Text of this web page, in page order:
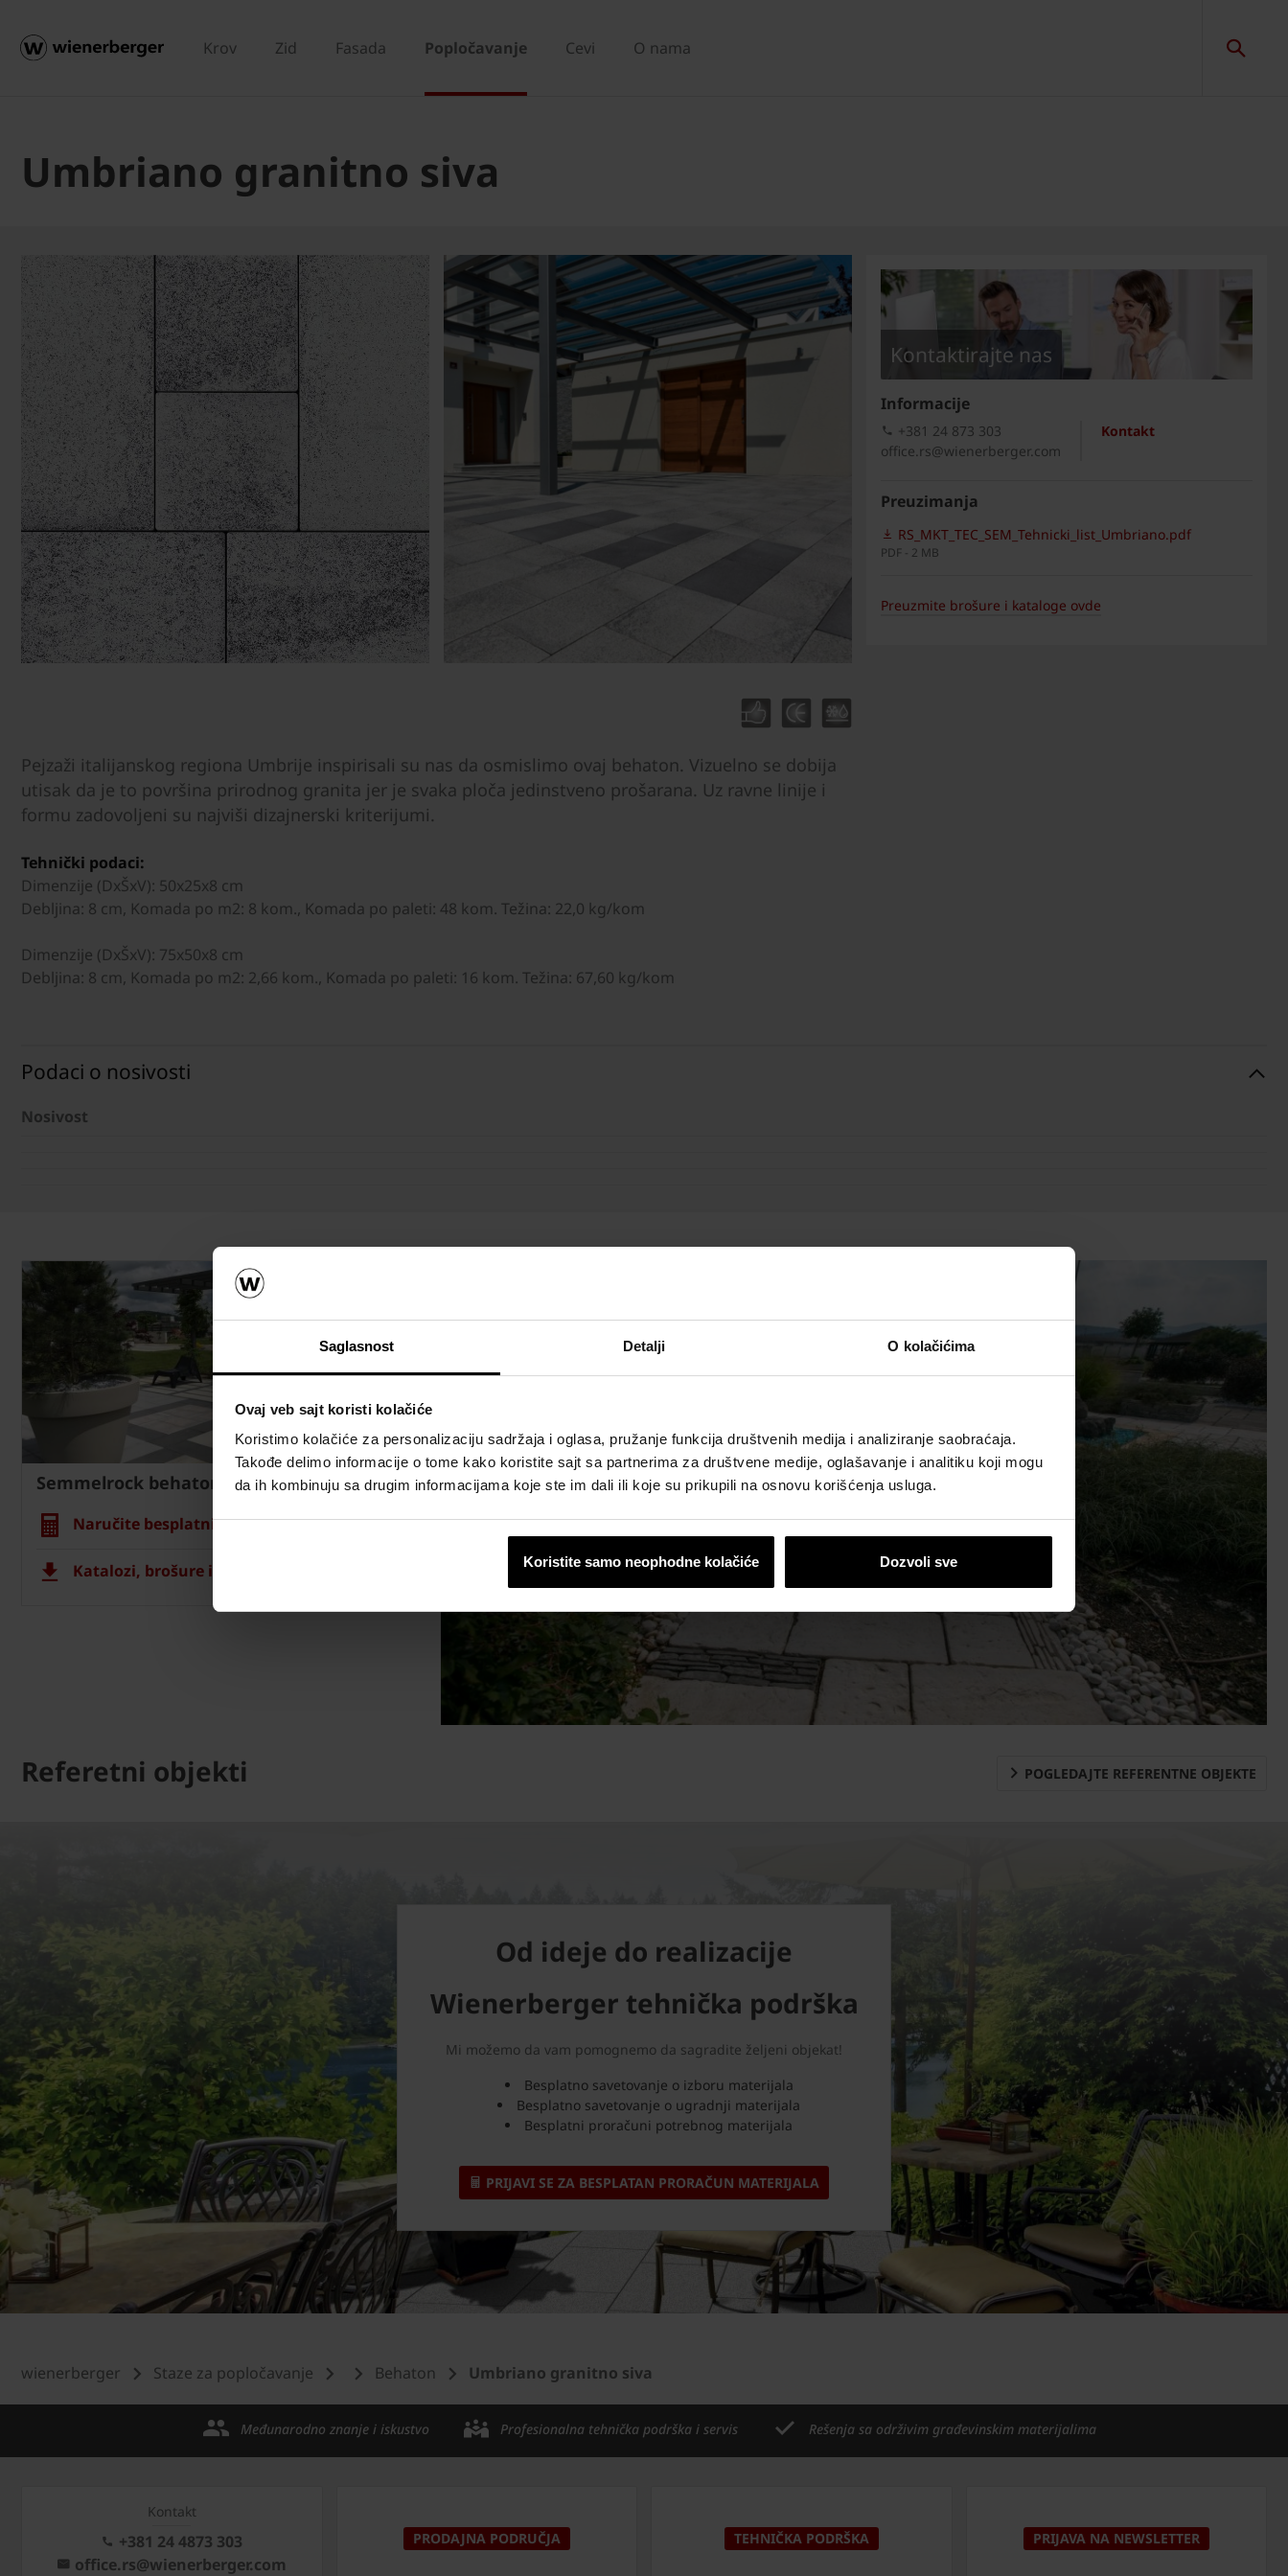
Saglasnost Detalji O kolačićima
Ovaj veb sajt koristi kolačiće
Koristimo kolačiće za personalizaciju sadržaja i oglasa, pružanje funkcija društvenih medija i analiziranje saobraćaja.
Takođe delimo informacije o tome kako koristite sajt sa partnerima za društvene medije, oglašavanje i analitiku koji mogu
da ih kombinuju sa drugim informacijama koje ste im dali ili koje su prikupili na osnovu korišćenja usluga.
Koristite samo neophodne kolačiće Dozvoli sve
Krov Zid Fasada Popločavanje Cevi O nama
Umbriano granitno siva
Pejzaži italijanskog regiona Umbrije inspirisali su nas da osmislimo ovaj behaton. Vizuelno se dobija
utisak da je to površina prirodnog granita jer je svaka ploča jedinstveno prošarana. Uz ravne linije i
formu zadovoljeni su najviši dizajnerski kriterijumi.
Tehnički podaci:
Dimenzije (DxŠxV): 50x25x8 cm
Debljina: 8 cm, Komada po m2: 8 kom., Komada po paleti: 48 kom. Težina: 22,0 kg/kom
Dimenzije (DxŠxV): 75x50x8 cm
Debljina: 8 cm, Komada po m2: 2,66 kom., Komada po paleti: 16 kom. Težina: 67,60 kg/kom
Kontaktirajte nas
Informacije
Kontakt
+381 24 873 303
office.rs@wienerberger.com
Preuzimanja
RS_MKT_TEC_SEM_Tehnicki_list_Umbriano.pdf
PDF - 2 MB
Preuzmite brošure i kataloge ovde
Podaci o nosivosti
Nosivost
Semmelrock behaton
Naručite besplatni proračun materijala
Katalozi, brošure i tehnička dokumentacija
Referetni objekti POGLEDAJTE REFERENTNE OBJEKTE
Od ideje do realizacije
Wienerberger tehnička podrška
Mi možemo da vam pomognemo da sagradite željeni objekat!
Besplatno savetovanje o izboru materijala
Besplatno savetovanje o ugradnji materijala
Besplatni proračuni potrebnog materijala
PRIJAVI SE ZA BESPLATAN PRORAČUN MATERIJALA
wienerberger Staze za popločavanje Behaton Umbriano granitno siva
Međunarodno znanje i iskustvo Profesionalna tehnička podrška i servis Rešenja sa održivim građevinskim materijalima
Kontakt
+381 24 4873 303
office.rs@wienerberger.com
PRODAJNA PODRUČJA TEHNIČKA PODRŠKA PRIJAVA NA NEWSLETTER